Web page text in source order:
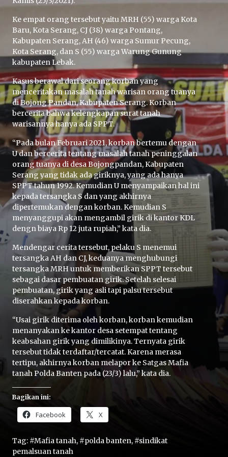
Home Video
Home
Ke empat orang tersebut yaitu MRH (55) warga Kota
Baru, Kota Serang, CJ (38) warga Pontang,
Kabupaten Serang, AH (46) warga Sumur Pecung,
Kota Serang, dan S (55) warga Warung Gunung
kabupaten Lebak.
Kasus berawal dari seorang korban yang
menceritakan masalah tanah warisan orang tuanya
di Bojong Pandan, Kabupaten Serang. Korban
bercerita bahwa kelengkapan surat tanah
warisannya hanya ada SPPT.
“Pada bulan Februari 2021, korban bertemu dengan
U dan bercerita tentang masalah tanah peninggalan
orang tuanya di desa Bojongpandan, Kabupaten
Serang yang tidak ada giriknya, yang ada hanya
SPPT tahun 1992. Kemudian U menyampaikan hal ini
kepada tersangka S dan yang akhirnya
dipertemukan dengan korban. Kemudian S
menyanggupi akan mengambil girik di kantor KDL
dengn biaya Rp 12 juta rupiah,” kata dia.
Mendengar cerita tersebut, pelaku S menemui
tersangka AH dan CJ, keduanya menghubungi
tersangka MRH untuk memberikan SPPT tersebut
sebagai dasar pembuatan girik. Setelah selesai
pembuatan, girik yang asli tapi palsu tersebut
diserahkan kepada korban.
“Usai girik diterima oleh korban, korban kemudian
menanyakan ke kantor desa setempat tentang
keabsahan girik yang dimilikinya. Ternyata girik
tersebut tidak terdaftar/tercatat. Karena merasa
tertipu, akhirnya korban melapor ke Satgas Mafia
tanah Polda Banten pada (23/3) lalu,” kata dia.
Bagikan ini:
Facebook X
Tag: #Mafia tanah, #polda banten, #sindikat
pemalsuan tanah